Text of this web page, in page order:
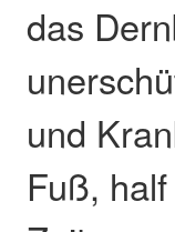
das
und
Fuß,